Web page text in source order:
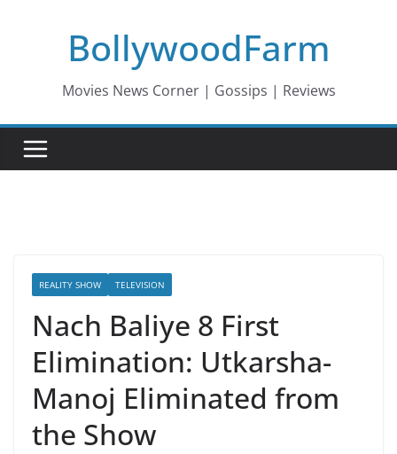
BollywoodFarm
Movies News Corner | Gossips | Reviews
REALITY SHOW TELEVISION
Nach Baliye 8 First
Elimination: Utkarsha-
Manoj Eliminated from
the Show